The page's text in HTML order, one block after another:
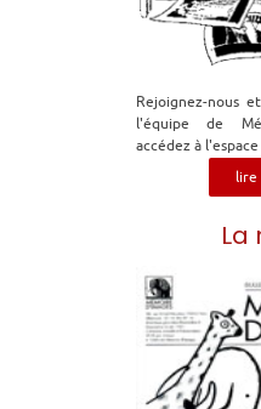
Rejoignez-nous
l'équipe de
accédez à
lire
La